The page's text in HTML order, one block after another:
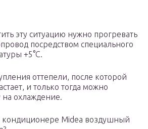
эту ситуацию нужно прогревать
посредством специального
+5°С.
оттепели, после которой
и только тогда можно
на охлаждение.
кондиционере Midea воздушный